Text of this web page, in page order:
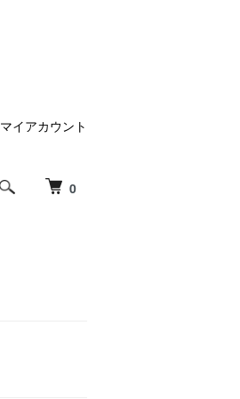
0
マイアカウント